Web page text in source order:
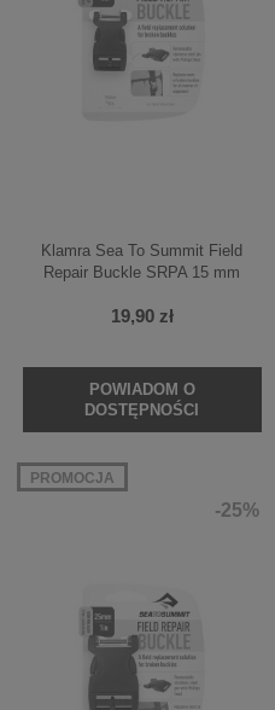
Klamra Sea To Summit Field
Repair Buckle SRPA 15 mm
19,90 zł
POWIADOM O
DOSTĘPNOŚCI
-25%
PROMOCJA